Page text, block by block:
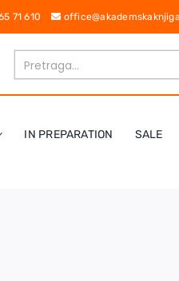
65 71 610
IN PREPARATION SALE